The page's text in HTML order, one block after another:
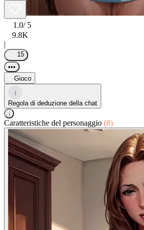
1.0/ 5
9.8K
|
15
•••
Gioco
i
Regola di deduzione della chat
i
Caratteristiche del personaggio (8)